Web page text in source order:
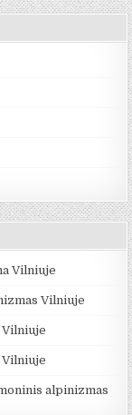
Vilniuje
Vilniuje
Vilniuje
Vilniuje
alpinizmas